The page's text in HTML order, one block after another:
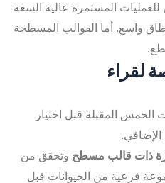
المستمرة عالية السعة
واسع. أما القوالب المسطحة
لقراء
الخمس المقبلة قبل اختيار
ذات قالب مسطح وتحقق من
فرعية من الحيوانات قبل